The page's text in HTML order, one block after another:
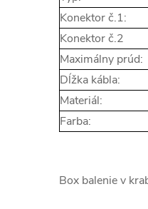
Konektor č.1:
Konektor č.2
Maximálny prúd:
Dĺžka kábla:
Materiál:
Farba:
Box balenie v